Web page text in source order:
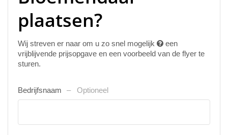
plaatsen?
Wij streven er naar om u zo snel mogelijk
een
vrijblijvende prijsopgave en een voorbeeld van de flyer te
sturen.
Bedrijfsnaam Optioneel